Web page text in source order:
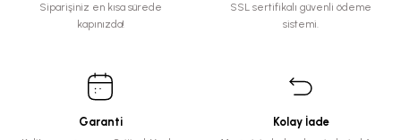
Siparişiniz en kısa sürede
kapınızda!
SSL sertifikalı güvenli ödeme
sistemi.
Garanti Kolay İade